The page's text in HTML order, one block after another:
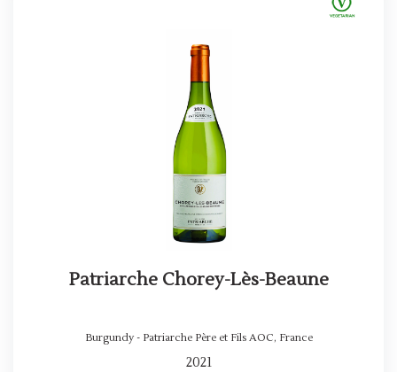
Patriarche Chorey-Lès-Beaune
Burgundy - Patriarche Père et Fils AOC, France
2021